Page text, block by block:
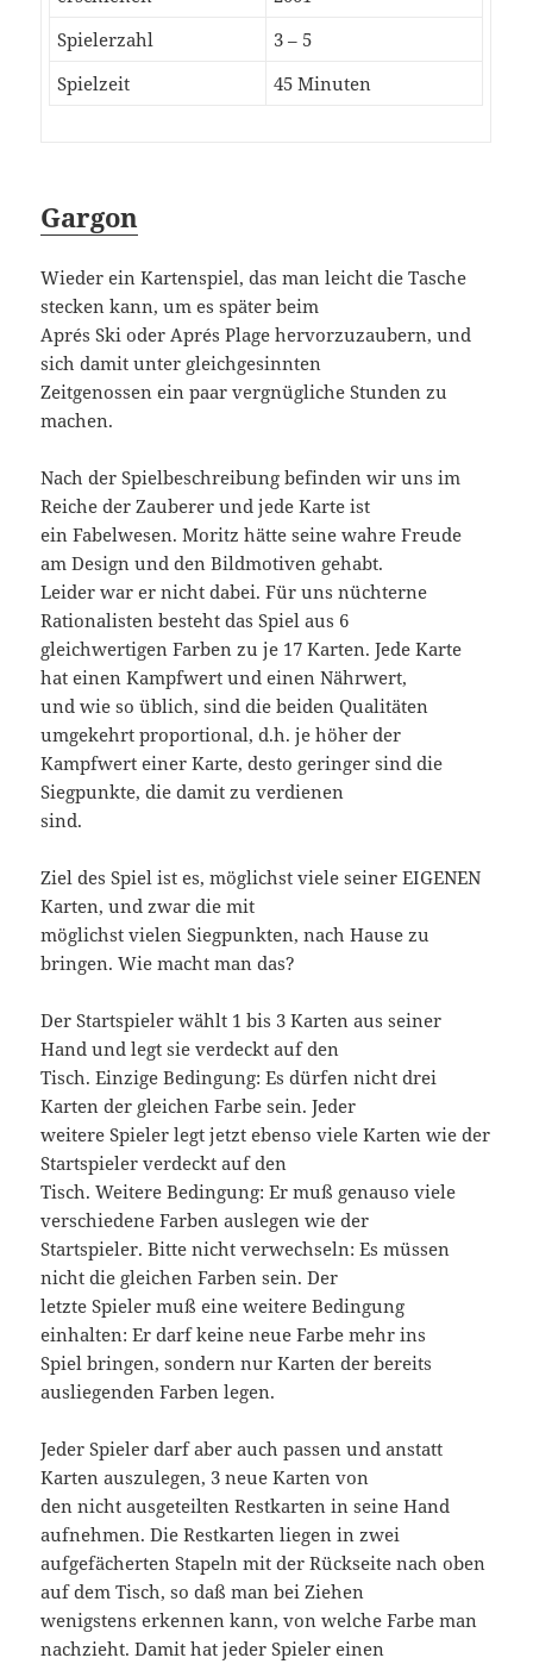
Spielerzahl
3 – 5
Spielzeit
45 Minuten
Gargon
Wieder ein Kartenspiel, das man leicht die Tasche
stecken kann, um es später beim
Aprés Ski oder Aprés Plage hervorzuzaubern, und
sich damit unter gleichgesinnten
Zeitgenossen ein paar vergnügliche Stunden zu
machen.
Nach der Spielbeschreibung befinden wir uns im
Reiche der Zauberer und jede Karte ist
ein Fabelwesen. Moritz hätte seine wahre Freude
am Design und den Bildmotiven gehabt.
Leider war er nicht dabei. Für uns nüchterne
Rationalisten besteht das Spiel aus 6
gleichwertigen Farben zu je 17 Karten. Jede Karte
hat einen Kampfwert und einen Nährwert,
und wie so üblich, sind die beiden Qualitäten
umgekehrt proportional, d.h. je höher der
Kampfwert einer Karte, desto geringer sind die
Siegpunkte, die damit zu verdienen
sind.
Ziel des Spiel ist es, möglichst viele seiner EIGENEN
Karten, und zwar die mit
möglichst vielen Siegpunkten, nach Hause zu
bringen. Wie macht man das?
Der Startspieler wählt 1 bis 3 Karten aus seiner
Hand und legt sie verdeckt auf den
Tisch. Einzige Bedingung: Es dürfen nicht drei
Karten der gleichen Farbe sein. Jeder
weitere Spieler legt jetzt ebenso viele Karten wie der
Startspieler verdeckt auf den
Tisch. Weitere Bedingung: Er muß genauso viele
verschiedene Farben auslegen wie der
Startspieler. Bitte nicht verwechseln: Es müssen
nicht die gleichen Farben sein. Der
letzte Spieler muß eine weitere Bedingung
einhalten: Er darf keine neue Farbe mehr ins
Spiel bringen, sondern nur Karten der bereits
ausliegenden Farben legen.
Jeder Spieler darf aber auch passen und anstatt
Karten auszulegen, 3 neue Karten von
den nicht ausgeteilten Restkarten in seine Hand
aufnehmen. Die Restkarten liegen in zwei
aufgefächerten Stapeln mit der Rückseite nach oben
auf dem Tisch, so daß man bei Ziehen
wenigstens erkennen kann, von welche Farbe man
nachzieht. Damit hat jeder Spieler einen